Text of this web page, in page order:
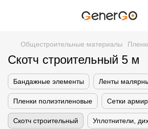
Общестроительные материалы
Скотч строительный 5 м
Бандажные элементы Ленты
Пленки полиэтиленовые Сетки
Скотч строительный Уплотнители,